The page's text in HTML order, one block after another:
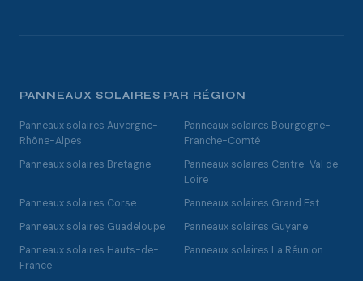
PANNEAUX SOLAIRES PAR RÉGION
Panneaux solaires Auvergne-
Rhône-Alpes
Panneaux solaires Bourgogne-
Franche-Comté
Panneaux solaires Bretagne
Panneaux solaires Centre-Val de
Loire
Panneaux solaires Corse
Panneaux solaires Grand Est
Panneaux solaires Guadeloupe
Panneaux solaires Guyane
Panneaux solaires Hauts-de-
France
Panneaux solaires La Réunion